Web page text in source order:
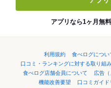
アプリなら1ヶ月無
利用規約 食べログについ
口コミ・ランキングに対する取り組
食べログ店舗会員について
広告
機能改善要望
口コミガイド